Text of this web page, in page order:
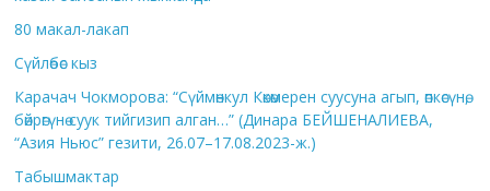
80 макал-лакап
Сүйлөбөс кыз
Карачач Чокморова: “Сүймөнкул Көкөмерен суусуна агып, өпкөсүнө,
бөйрөгүнө суук тийгизип алган…” (Динара БЕЙШЕНАЛИЕВА,
“Азия Ньюс” гезити, 26.07–17.08.2023-ж.)
Табышмактар